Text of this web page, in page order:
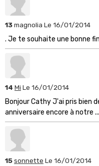
13magnolia Le 16/01/2014
. Je te souhaite une bonne
14 Mi Le 16/01/2014
Bonjour Cathy J'ai pris bien
anniversaire encore à notre ...
15sonnette Le 16/01/2014